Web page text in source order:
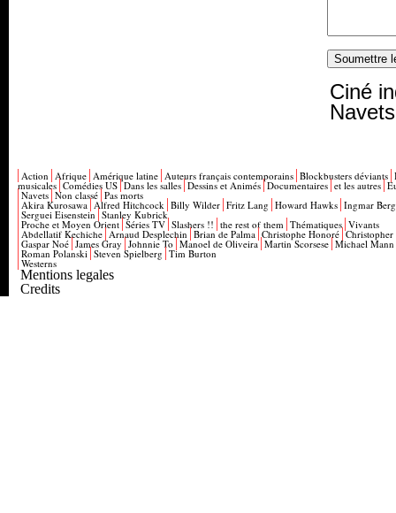
Ciné
Navets
Action Afrique Amérique latine Auteurs français contemporains Blockbusters déviants
musicales Comédies US Dans les salles Dessins et Animés Documentaires et les autres
Navets Non classé Pas morts
Akira Kurosawa Alfred Hitchcock Billy Wilder Fritz Lang Howard Hawks Ingmar
Serguei Eisenstein Stanley Kubrick
Proche et Moyen Orient Séries TV Slashers !! the rest of them Thématiques Vivants
Abdellatif Kechiche Arnaud Desplechin Brian de Palma Christophe Honoré
Gaspar Noé James Gray Johnnie To Manoel de Oliveira Martin Scorsese Michael Mann
Roman Polanski Steven Spielberg Tim Burton
Westerns
Mentions legales
Credits